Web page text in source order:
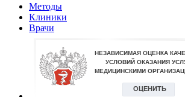
Методы
Клиники
Врачи